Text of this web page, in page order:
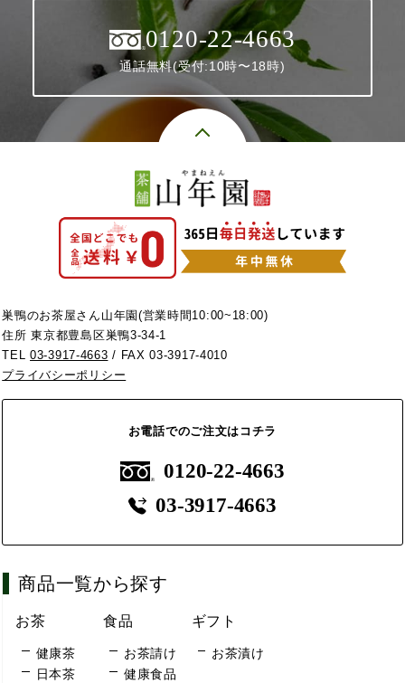
0120-22-4663
通話無料(受付:10時〜18時)
巣鴨のお茶屋さん山年園(営業時間10:00~18:00)
住所 東京都豊島区巣鴨3-34-1
TEL03-3917-4663 / FAX 03-3917-4010
プライバシーポリシー
お電話でのご注文はコチラ
0120-22-4663
03-3917-4663
商品一覧から探す
お茶
健康茶
日本茶
食品
お茶請け
健康食品
ギフト
お茶漬け